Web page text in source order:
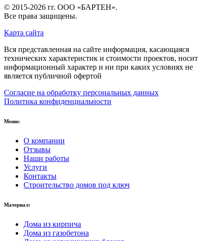
© 2015-2026 гг. ООО «БАРТЕН».
Все права защищены.
Карта сайта
Вся представленная на сайте информация, касающаяся
технических характеристик и стоимости проектов, носит
информационный характер и ни при каких условиях не
является публичной офертой
Согласие на обработку персональных данных
Политика конфиденциальности
Меню:
О компании
Отзывы
Наши работы
Услуги
Контакты
Строительство домов под ключ
Материал:
Дома из кирпича
Дома из газобетона